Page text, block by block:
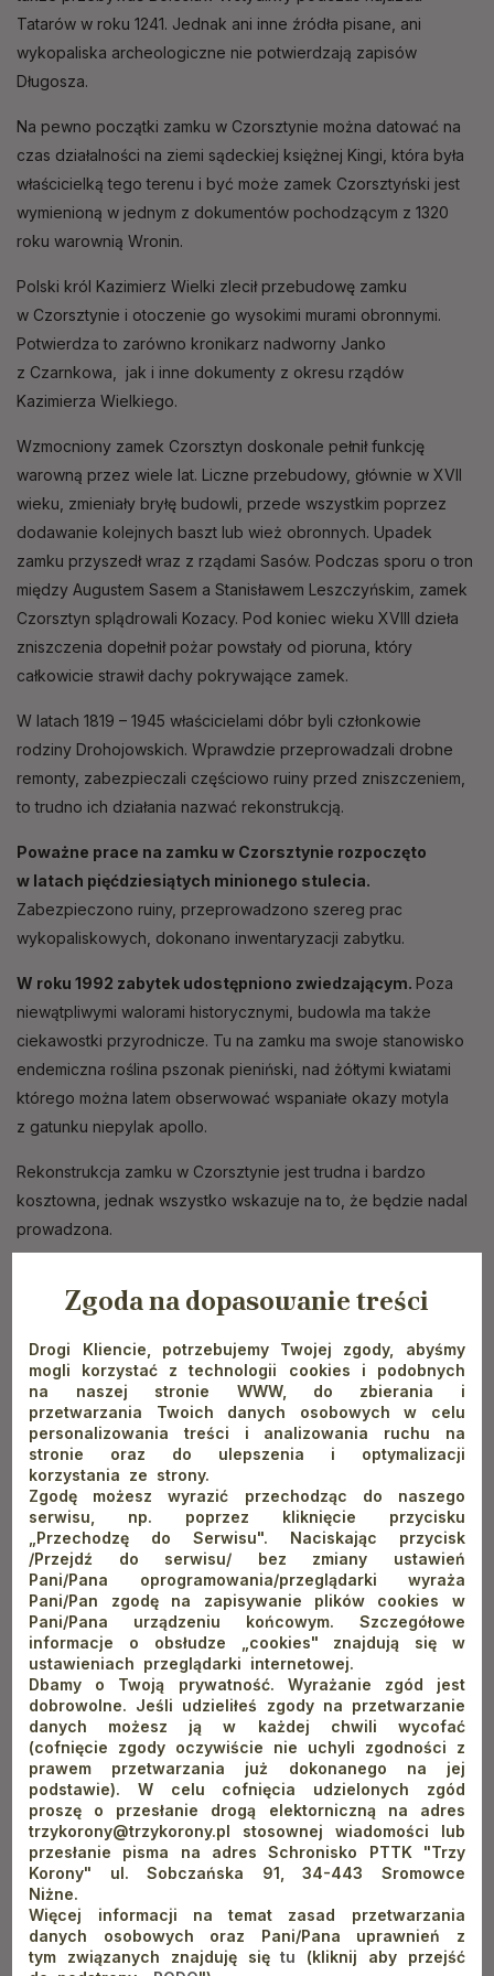
Tatarów w roku 1241. Jednak ani inne źródła pisane, ani
wykopaliska archeologiczne nie potwierdzają zapisów
Długosza.
Na pewno początki zamku w Czorsztynie można datować na
czas działalności na ziemi sądeckiej księżnej Kingi, która była
właścicielką tego terenu i być może zamek Czorsztyński jest
wymienioną w jednym z dokumentów pochodzącym z 1320
roku warownią Wronin.
Polski król Kazimierz Wielki zlecił przebudowę zamku
w Czorsztynie i otoczenie go wysokimi murami obronnymi.
Potwierdza to zarówno kronikarz nadworny Janko
z Czarnkowa, jak i inne dokumenty z okresu rządów
Kazimierza Wielkiego.
Wzmocniony zamek Czorsztyn doskonale pełnił funkcję
warowną przez wiele lat. Liczne przebudowy, głównie w XVII
wieku, zmieniały bryłę budowli, przede wszystkim poprzez
dodawanie kolejnych baszt lub wież obronnych. Upadek
zamku przyszedł wraz z rządami Sasów. Podczas sporu o tron
między Augustem Sasem a Stanisławem Leszczyńskim, zamek
Czorsztyn splądrowali Kozacy. Pod koniec wieku XVIII dzieła
zniszczenia dopełnił pożar powstały od pioruna, który
całkowicie strawił dachy pokrywające zamek.
W latach 1819 – 1945 właścicielami dóbr byli członkowie
rodziny Drohojowskich. Wprawdzie przeprowadzali drobne
remonty, zabezpieczali częściowo ruiny przed zniszczeniem,
to trudno ich działania nazwać rekonstrukcją.
Poważne prace na zamku w Czorsztynie rozpoczęto
w latach pięćdziesiątych minionego stulecia.
Zabezpieczono ruiny, przeprowadzono szereg prac
wykopaliskowych, dokonano inwentaryzacji zabytku.
W roku 1992 zabytek udostępniono zwiedzającym. Poza
niewątpliwymi walorami historycznymi, budowla ma także
ciekawostki przyrodnicze. Tu na zamku ma swoje stanowisko
endemiczna roślina pszonak pieniński, nad żółtymi kwiatami
którego można latem obserwować wspaniałe okazy motyla
z gatunku niepylak apollo.
Rekonstrukcja zamku w Czorsztynie jest trudna i bardzo
kosztowna, jednak wszystko wskazuje na to, że będzie nadal
prowadzona.
Zamek w Czorsztynie -
legendy
Jest ich sporo, tak jak w przypadku większości górskich
atrakcji. Jedna z legend nawiązuje do czasów powstania
chłopskiego na Podhalu.W roku 1651 zamek opanował jeden
z przywódców powstania Aleksander Kostka - Napierski.
Odbijanie budowli z rąk buntowników zajęło wojskom biskupa
krakowskiego Piotra Gembickiego dwa dni. Kostka – Napierski
wraz z innym przywódcą Stanisławem Łętowskim został
pojmany, uwięziony i stracony (18 lipca 1651 w Krakowie nabito
go na pal). Zanim zginął, zgodnie z legendą, zdążył ukryć
w podziemiach zamku Czorsztyńskiego kosztowności, które
zrabował podczas łupienia podhalańskich szlachciców. Do
dzisiaj nie odnaleziono skarbu, a historyków dręczy pytanie:
czy był Kostka –Napierski bohaterem broniącym uciśnionych
chłopów, czy zdrajcą wykorzystującym trudny moment
zaangażowania Rzeczpospolitej w spór z Kozakami
(powstanie Chmielnickiego), aby zostać sławnym i wzbogacić
się.
Zgoda na dopasowanie treści
Drogi Kliencie, potrzebujemy Twojej zgody, abyśmy
mogli korzystać z technologii cookies i podobnych
na naszej stronie WWW, do zbierania i
przetwarzania Twoich danych osobowych w celu
personalizowania treści i analizowania ruchu na
stronie oraz do ulepszenia i optymalizacji
korzystania ze strony.
Zgodę możesz wyrazić przechodząc do naszego
serwisu, np. poprzez kliknięcie przycisku
„Przechodzę do Serwisu". Naciskając przycisk
/Przejdź do serwisu/ bez zmiany ustawień
Pani/Pana oprogramowania/przeglądarki wyraża
Pani/Pan zgodę na zapisywanie plików cookies w
Pani/Pana urządzeniu końcowym. Szczegółowe
informacje o obsłudze „cookies" znajdują się w
ustawieniach przeglądarki internetowej.
Dbamy o Twoją prywatność. Wyrażanie zgód jest
dobrowolne. Jeśli udzieliłeś zgody na przetwarzanie
danych możesz ją w każdej chwili wycofać
(cofnięcie zgody oczywiście nie uchyli zgodności z
prawem przetwarzania już dokonanego na jej
podstawie). W celu cofnięcia udzielonych zgód
proszę o przesłanie drogą elektorniczną na adres
trzykorony@trzykorony.pl stosownej wiadomości lub
przesłanie pisma na adres Schronisko PTTK "Trzy
Korony" ul. Sobczańska 91, 34-443 Sromowce
Niżne.
Więcej informacji na temat zasad przetwarzania
danych osobowych oraz Pani/Pana uprawnień z
tym związanych znajduję siętu (kliknij aby przejść